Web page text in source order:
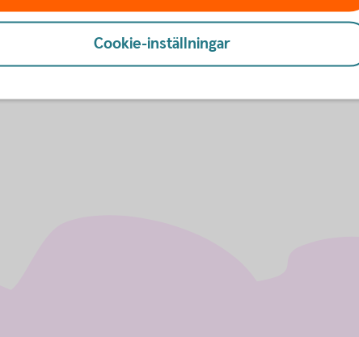
godkänna cookies för Funktioner, prestanda och statistik.
Cookie-inställningar